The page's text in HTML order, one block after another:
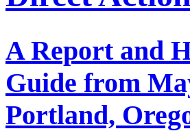
A Report and
Guide from
Portland,